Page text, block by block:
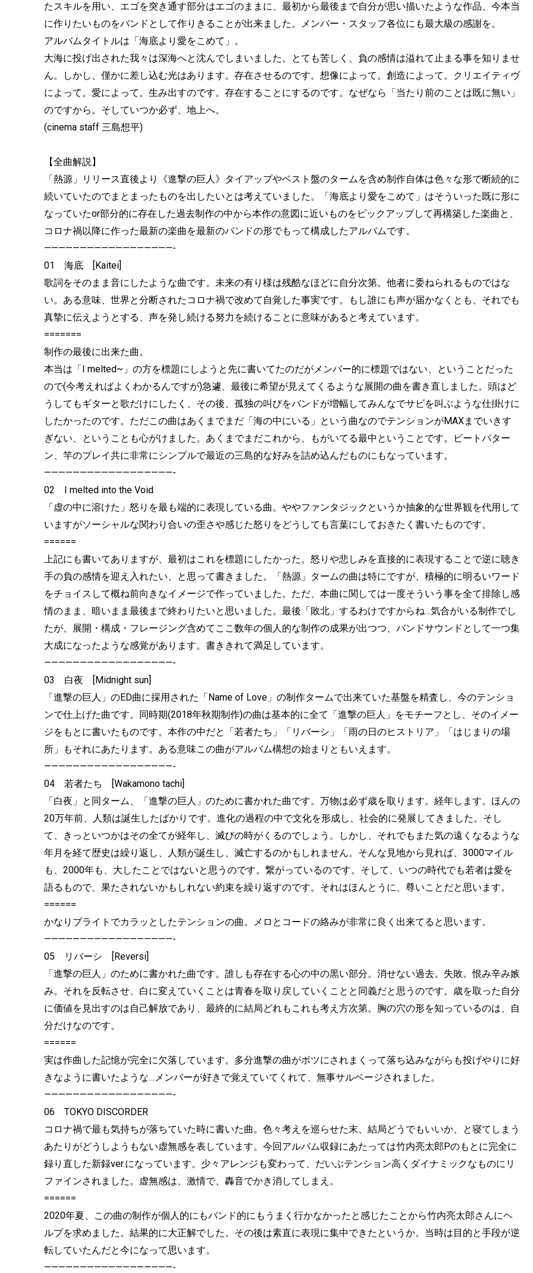
たスキルを用い、エゴを突き通す部分はエゴのままに、最初から最後まで自分が思い描いたような作品、今本当
に作りたいものをバンドとして作りきることが出来ました。メンバー・スタッフ各位にも最大級の感謝を。
アルバムタイトルは「海底より愛をこめて」。
大海に投げ出された我々は深海へと沈んでしまいました。とても苦しく、負の感情は溢れて止まる事を知りませ
ん。しかし、僅かに差し込む光はあります。存在させるのです。想像によって。創造によって。クリエイティヴ
によって。愛によって。生み出すのです。存在することにするのです。なぜなら「当たり前のことは既に無い」
のですから。そしていつか必ず、地上へ。
(cinema staff 三島想平)
【全曲解説】
「熱源」リリース直後より《進撃の巨人》タイアップやベスト盤のタームを含め制作自体は色々な形で断続的に
続いていたのでまとまったものを出したいとは考えていました。「海底より愛をこめて」はそういった既に形に
なっていたor部分的に存在した過去制作の中から本作の意図に近いものをピックアップして再構築した楽曲と、
コロナ禍以降に作った最新の楽曲を最新のバンドの形でもって構成したアルバムです。
——————————————————-
01 海底 [Kaitei]
歌詞をそのまま音にしたような曲です。未来の有り様は残酷なほどに自分次第。他者に委ねられるものではな
い。ある意味、世界と分断されたコロナ禍で改めて自覚した事実です。もし誰にも声が届かなくとも、それでも
真摯に伝えようとする、声を発し続ける努力を続けることに意味があると考えています。
=======
制作の最後に出来た曲。
本当は「I melted~」の方を標題にしようと先に書いてたのだがメンバー的に標題ではない、ということだった
ので(今考えればよくわかるんですが)急遽、最後に希望が見えてくるような展開の曲を書き直しました。頭はど
うしてもギターと歌だけにしたく、その後、孤独の叫びをバンドが増幅してみんなでサビを叫ぶような仕掛けに
したかったのです。ただこの曲はあくまでまだ「海の中にいる」という曲なのでテンションがMAXまでいきす
ぎない、ということも心がけました。あくまでまだこれから、もがいてる最中ということです。ビートパター
ン、竿のプレイ共に非常にシンプルで最近の三島的な好みを詰め込んだものにもなっています。
——————————————————-
02 I melted into the Void
「虚の中に溶けた」怒りを最も端的に表現している曲。ややファンタジックというか抽象的な世界観を代用して
いますがソーシャルな関わり合いの歪さや感じた怒りをどうしても言葉にしておきたく書いたものです。
======
上記にも書いてありますが、最初はこれを標題にしたかった。怒りや悲しみを直接的に表現することで逆に聴き
手の負の感情を迎え入れたい、と思って書きました。「熱源」タームの曲は特にですが、積極的に明るいワード
をチョイスして概ね前向きなイメージで作っていました。ただ、本曲に関しては一度そういう事を全て排除し感
情のまま、暗いまま最後まで終わりたいと思いました。最後「敗北」するわけですからね…気合がいる制作でし
たが、展開・構成・フレージング含めてここ数年の個人的な制作の成果が出つつ、バンドサウンドとして一つ集
大成になったような感覚があります。書ききれて満足しています。
——————————————————-
03 白夜 [Midnight sun]
「進撃の巨人」のED曲に採用された「Name of Love」の制作タームで出来ていた基盤を精査し、今のテンショ
ンで仕上げた曲です。同時期(2018年秋期制作)の曲は基本的に全て「進撃の巨人」をモチーフとし、そのイメー
ジをもとに書いたものです。本作の中だと「若者たち」「リバーシ」「雨の日のヒストリア」「はじまりの場
所」もそれにあたります。ある意味この曲がアルバム構想の始まりともいえます。
——————————————————-
04 若者たち [Wakamono tachi]
「白夜」と同ターム、「進撃の巨人」のために書かれた曲です。万物は必ず歳を取ります。経年します。ほんの
20万年前、人類は誕生したばかりです。進化の過程の中で文化を形成し、社会的に発展してきました。そし
て、きっといつかはその全てが経年し、滅びの時がくるのでしょう。しかし、それでもまた気の遠くなるような
年月を経て歴史は繰り返し、人類が誕生し、滅亡するのかもしれません。そんな見地から見れば、3000マイル
も、2000年も、大したことではないと思うのです。繋がっているのです。そして、いつの時代でも若者は愛を
語るもので、果たされないかもしれない約束を繰り返すのです。それはほんとうに、尊いことだと思います。
======
かなりブライトでカラッとしたテンションの曲。メロとコードの絡みが非常に良く出来てると思います。
——————————————————-
05 リバーシ [Reversi]
「進撃の巨人」のために書かれた曲です。誰しも存在する心の中の黒い部分。消せない過去。失敗。恨み辛み嫉
み。それを反転させ、白に変えていくことは青春を取り戻していくことと同義だと思うのです。歳を取った自分
に価値を見出すのは自己解放であり、最終的に結局どれもこれも考え方次第。胸の穴の形を知っているのは、自
分だけなのです。
======
実は作曲した記憶が完全に欠落しています。多分進撃の曲がボツにされまくって落ち込みながらも投げやりに好
きなように書いたような…メンバーが好きで覚えていてくれて、無事サルベージされました。
——————————————————-
06 TOKYO DISCORDER
コロナ禍で最も気持ちが落ちていた時に書いた曲。色々考えを巡らせた末、結局どうでもいいか、と寝てしまう
あたりがどうしようもない虚無感を表しています。今回アルバム収録にあたっては竹内亮太郎Pのもとに完全に
録り直した新録ver.になっています。少々アレンジも変わって、だいぶテンション高くダイナミックなものにリ
ファインされました。虚無感は、激情で、轟音でかき消してしまえ。
======
2020年夏、この曲の制作が個人的にもバンド的にもうまく行かなかったと感じたことから竹内亮太郎さんにヘ
ルプを求めました。結果的に大正解でした。その後は素直に表現に集中できたというか。当時は目的と手段が逆
転していたんだと今になって思います。
——————————————————-